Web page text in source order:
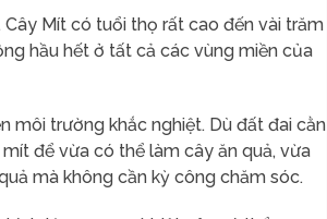
Mít có tuổi thọ rất cao đến vài trăm
hầu hết ở tất cả các vùng miền của
môi trường khắc nghiệt. Dù đất đai cằn
để vừa có thể làm cây ăn quả, vừa
mà không cần kỳ công chăm sóc.